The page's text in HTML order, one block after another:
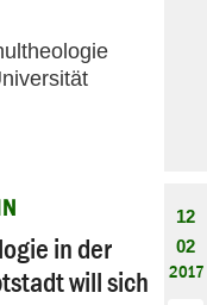
in der
will sich
12
02
2017